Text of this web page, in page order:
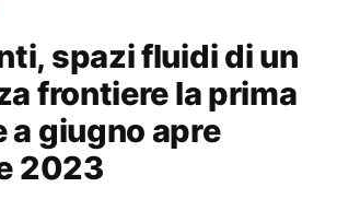
spazi fluidi di un
frontiere la prima
a giugno apre
2023